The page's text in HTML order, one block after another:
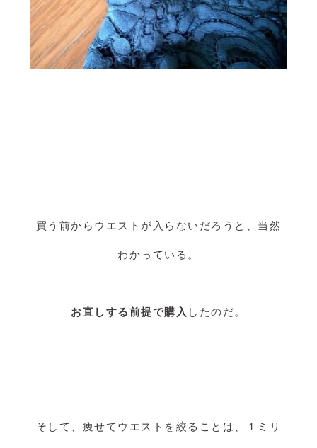
買う前からウエストが入らないだろうと、当然
わかっている。
お直しする前提で購入 したのだ。
そして、痩せてウエストを絞ることは、１ミリ